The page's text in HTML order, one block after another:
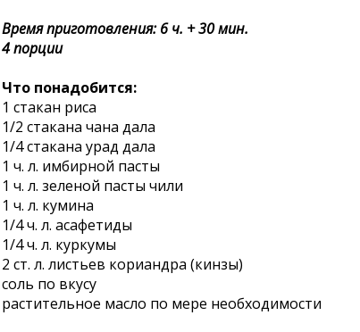
Время приготовления: 6 ч. + 30 мин.
4 порции
Что понадобится:
1 стакан риса
1/2 стакана чана дала
1/4 стакана урад дала
1 ч. л. имбирной пасты
1 ч. л. зеленой пасты чили
1 ч. л. кумина
1/4 ч. л. асафетиды
1/4 ч. л. куркумы
2 ст. л. листьев кориандра (кинзы)
соль по вкусу
растительное масло по мере необходимости